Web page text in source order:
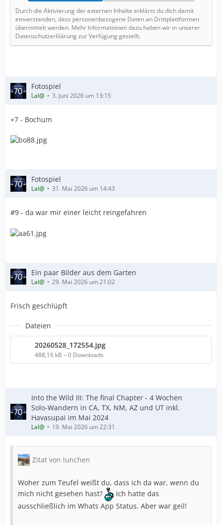
Durch die Aktivierung der externen Inhalte erklärst du dich damit
einverstanden, dass personenbezogene Daten an Drittplattformen
übermittelt werden. Mehr Informationen dazu haben wir in unserer
Datenschutzerklärung zur Verfügung gestellt.
Fotospiel
Lal@ 3. Juni 2026 um 13:15
+7 - Bochum
Fotospiel
Lal@ 31. Mai 2026 um 14:43
#9 - da war mir einer leicht reingefahren
Ein paar Bilder aus dem Garten
Lal@ 29. Mai 2026 um 21:02
Frisch geschlüpft
Dateien
20260528_172554.jpg
488,16 kB – 0 Downloads
Into the Wild III: The final Chapter - 4 Wochen
Solo-Wandern in CA, TX, NM, AZ und UT inkl.
Havasupai im Mai 2024
Lal@ 19. Mai 2026 um 22:31
Zitat von lunchen
Woher zum Teufel weißt du, dass ich da war, wenn du
mich nicht gesehen hast?
Ich hatte das
ausschließlich im Whats App Status. Aber war geil!